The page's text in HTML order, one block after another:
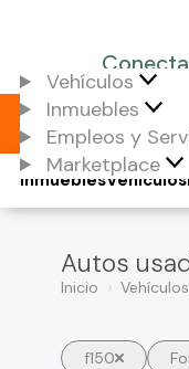
Vehículos
Inmuebles
Empleos y
Marketplace
Vehículos
Inmuebles
Autos
Inicio Vehículos
f150